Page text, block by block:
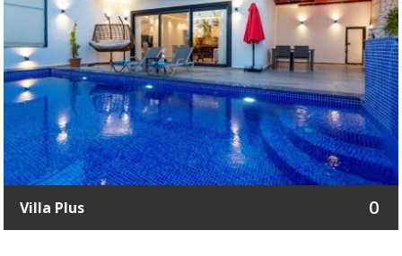
Villa Plus 0